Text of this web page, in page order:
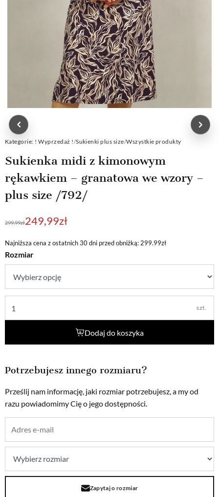
Kategorie: ! Wyprzedaż !/Sukienki plus size/Wszystkie produkty
Sukienka midi z kimonowym
rękawkiem – granatowa we wzory –
plus size /792/
299,99zł
Pierwotna
wynosiła:
299,99zł.
249,99zł
Aktualna
wynosi:
249,99zł.
Najniższa cena z ostatnich 30 dni przed obniżką: 299.99zł
Rozmiar
szt.
Dodaj do koszyka
Potrzebujesz innego rozmiaru?
Prześlij nam informację, jaki rozmiar potrzebujesz, a my od
razu powiadomimy Cię o jego dostępności.
Zapytaj o rozmiar